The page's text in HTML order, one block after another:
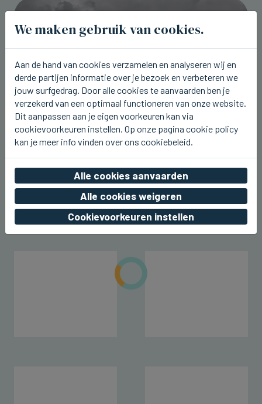
Vandaag starten Visserijfeesten in
Breskens
vr 07 augustus 2026, 00:55
We maken gebruik van cookies.
Aan de hand van cookies verzamelen en analyseren wij en
derde partijen informatie over je bezoek en verbeteren we
jouw surfgedrag. Door alle cookies te aanvaarden ben je
verzekerd van een optimaal functioneren van onze website.
Dit aanpassen aan je eigen voorkeuren kan via
cookievoorkeuren instellen. Op onze pagina cookie policy
kan je meer info vinden over ons cookiebeleid.
Alle cookies aanvaarden
Alle cookies weigeren
Cookievoorkeuren instellen